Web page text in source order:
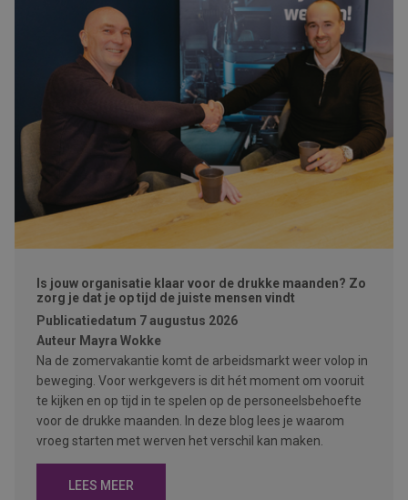
Is jouw organisatie klaar voor de drukke maanden? Zo
zorg je dat je op tijd de juiste mensen vindt
Publicatiedatum 7 augustus 2026
Auteur Mayra Wokke
Na de zomervakantie komt de arbeidsmarkt weer volop in
beweging. Voor werkgevers is dit hét moment om vooruit
te kijken en op tijd in te spelen op de personeelsbehoefte
voor de drukke maanden. In deze blog lees je waarom
vroeg starten met werven het verschil kan maken.
LEES MEER